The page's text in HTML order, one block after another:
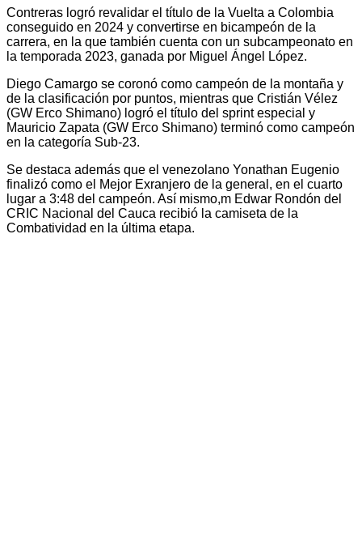
Contreras logró revalidar el título de la Vuelta a Colombia
conseguido en 2024 y convertirse en bicampeón de la
carrera, en la que también cuenta con un subcampeonato en
la temporada 2023, ganada por Miguel Ángel López.
Diego Camargo se coronó como campeón de la montaña y
de la clasificación por puntos, mientras que Cristián Vélez
(GW Erco Shimano) logró el título del sprint especial y
Mauricio Zapata (GW Erco Shimano) terminó como campeón
en la categoría Sub-23.
Se destaca además que el venezolano Yonathan Eugenio
finalizó como el Mejor Exranjero de la general, en el cuarto
lugar a 3:48 del campeón. Así mismo,m Edwar Rondón del
CRIC Nacional del Cauca recibió la camiseta de la
Combatividad en la última etapa.